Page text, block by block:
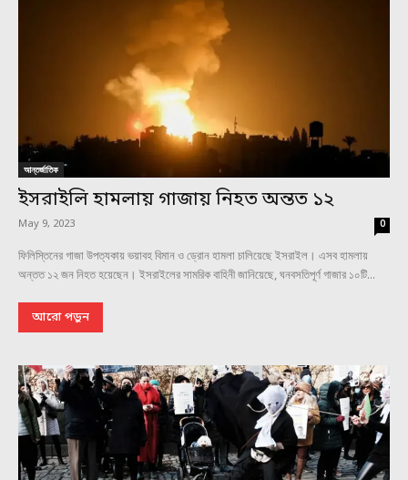
আন্তর্জাতিক
ইসরাইলি হামলায় গাজায় নিহত অন্তত ১২
May 9, 2023 0
ফিলিস্তিনের গাজা উপত্যকায় ভয়াবহ বিমান ও ড্রোন হামলা চালিয়েছে ইসরাইল। এসব হামলায়
অন্তত ১২ জন নিহত হয়েছেন। ইসরাইলের সামরিক বাহিনী জানিয়েছে, ঘনবসতিপূর্ণ গাজার ১০টি...
আরো পড়ুন